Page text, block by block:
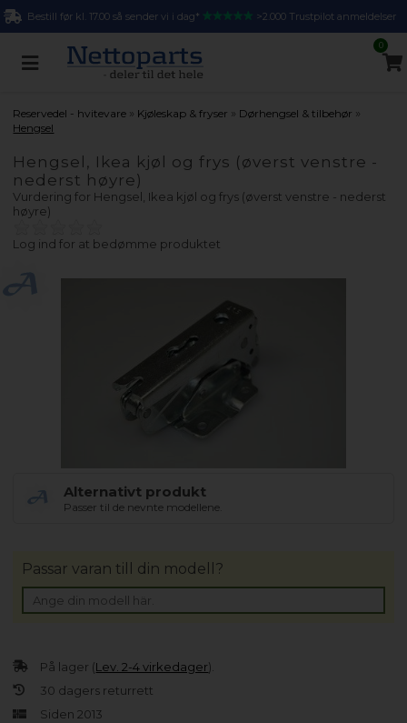
Bestill før kl. 17.00 så sender vi i dag* >2.000 Trustpilot anmeldelser
0
Reservedel - hvitevare » Kjøleskap & fryser » Dørhengsel & tilbehør »
Hengsel
Hengsel, Ikea kjøl og frys (øverst venstre -
nederst høyre)
Vurdering for Hengsel, Ikea kjøl og frys (øverst venstre - nederst
høyre)
Log ind for at bedømme produktet
Alternativt produkt
Passer til de nevnte modellene.
På lager (Lev. 2-4 virkedager).
30 dagers returrett
Siden 2013
Passar varan till din modell?